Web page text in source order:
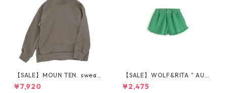
【SALE】MOUN TEN. sweat
highneck 95/110/125/140 [M
T68-1411a]
¥7,920
【SALE】WOLF&RITA " AUG
USTO STONE GREEN" 2y-10y
¥2,475